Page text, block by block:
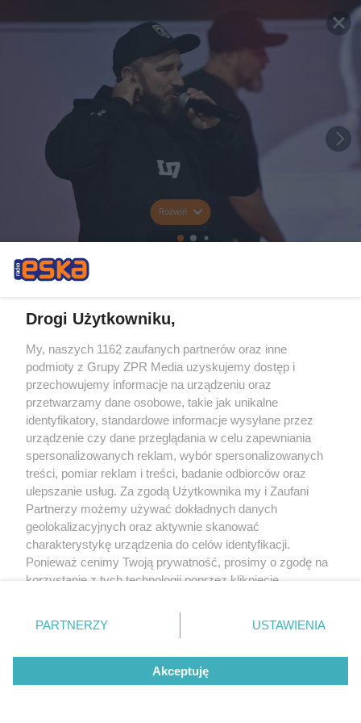
Rozwiń
Drogi Użytkowniku,
My, naszych 1162 zaufanych partnerów oraz inne
podmioty z Grupy ZPR Media uzyskujemy dostęp i
przechowujemy informacje na urządzeniu oraz
przetwarzamy dane osobowe, takie jak unikalne
identyfikatory, standardowe informacje wysyłane przez
urządzenie czy dane przeglądania w celu zapewniania
spersonalizowanych reklam, wybór spersonalizowanych
treści, pomiar reklam i treści, badanie odbiorców oraz
ulepszanie usług. Za zgodą Użytkownika my i Zaufani
Partnerzy możemy używać dokładnych danych
geolokalizacyjnych oraz aktywnie skanować
charakterystykę urządzenia do celów identyfikacji.
Ponieważ cenimy Twoją prywatność, prosimy o zgodę na
korzystanie z tych technologii poprzez kliknięcie
zmienić/wycofać klikając przycisk ustawień prywatności
znajdujący się w lewym dolnym rogu strony
rodzaje przetwarzania danych nie wymagają zgody
użytkownika, ale masz prawo sprzeciwić się takiemu
przetwarzaniu. Preferencje będą miały zastosowanie tylko
PARTNERZY USTAWIENIA
Akceptuję